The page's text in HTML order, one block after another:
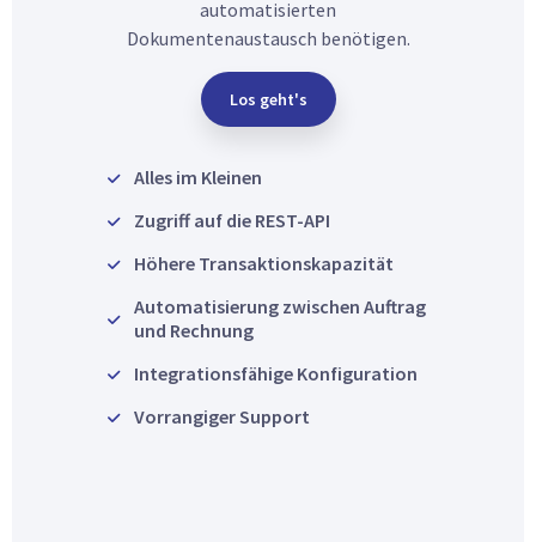
automatisierten
Dokumentenaustausch benötigen.
Los geht's
Alles im Kleinen
Zugriff auf die REST-API
Höhere Transaktionskapazität
Automatisierung zwischen Auftrag
und Rechnung
Integrationsfähige Konfiguration
Vorrangiger Support